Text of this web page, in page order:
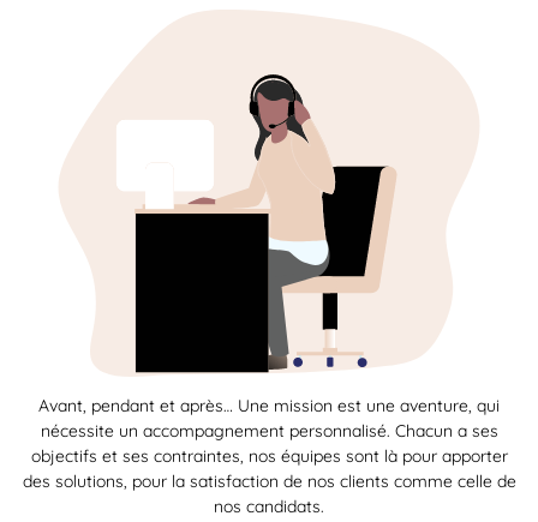
Avant, pendant et après… Une mission est une aventure, qui
nécessite un accompagnement personnalisé. Chacun a ses
objectifs et ses contraintes, nos équipes sont là pour apporter
des solutions, pour la satisfaction de nos clients comme celle de
nos candidats.